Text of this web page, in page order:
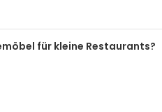
für kleine Restaurants?